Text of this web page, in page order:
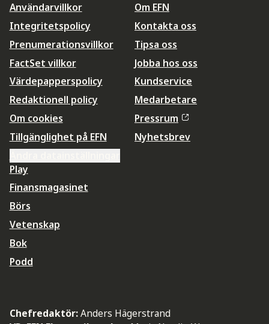
Användarvillkor
Integritetspolicy
Prenumerationsvillkor
FactSet villkor
Värdepapperspolicy
Redaktionell policy
Om cookies
Tillgänglighet på EFN
Om EFN
Kontakta oss
Tipsa oss
Jobba hos oss
Kundservice
Medarbetare
Pressrum
Nyhetsbrev
Play
Finansmagasinet
Börs
Vetenskap
Bok
Podd
Chefredaktör:Anders Hägerstrand